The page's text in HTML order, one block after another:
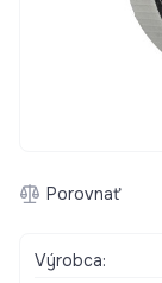
Porovnať
Výrobca: